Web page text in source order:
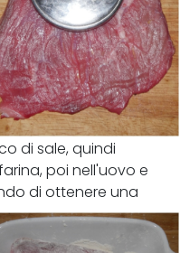
di sale, quindi
poi nell'uovo e
di ottenere una